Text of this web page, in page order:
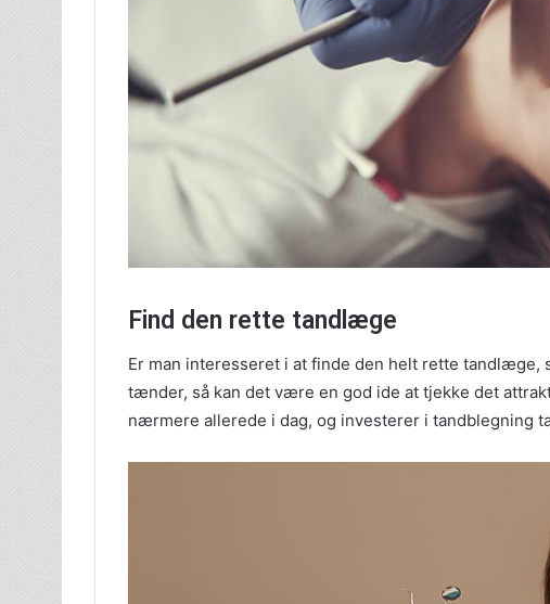
Find den rette tandlæge
Er man interesseret i at finde den helt rette
tænder, så kan det være en god ide at tjekke det
nærmere allerede i dag, og investerer i tandblegning